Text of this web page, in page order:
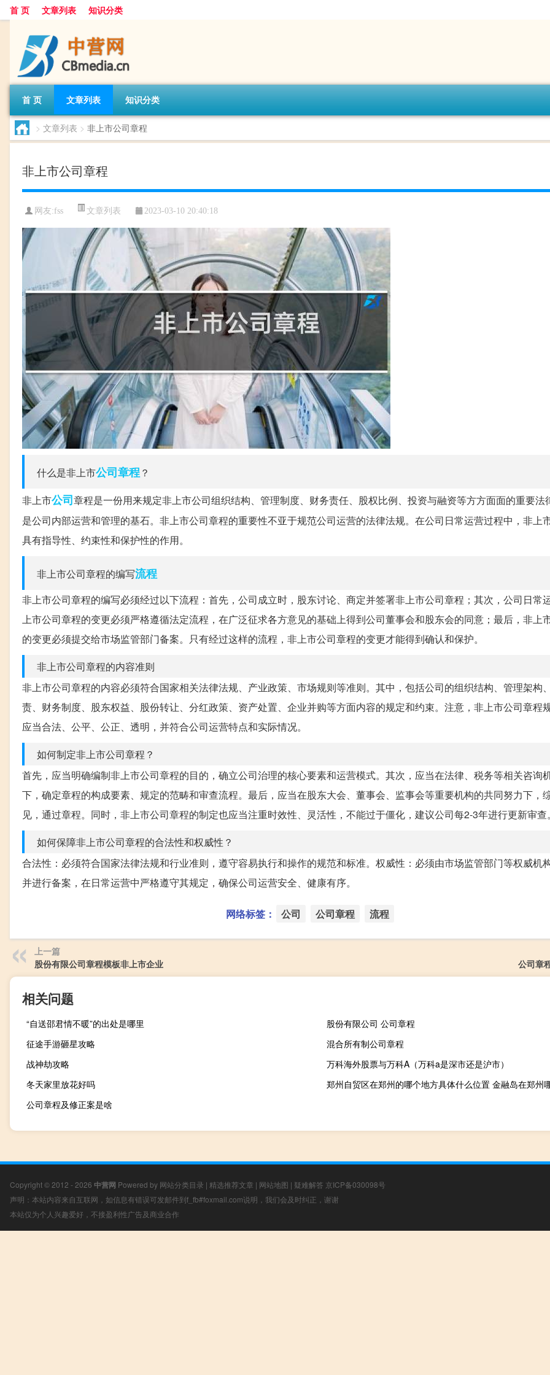
首 页 文章列表 知识分类
首 页 文章列表 知识分类
> 文章列表 > 非上市公司章程
非上市公司章程
网友:fss 文章列表 2023-03-10 20:40:18
什么是非上市公司章程？
非上市公司章程是一份用来规定非上市公司组织结构、管理制度、财务责任、股权比例、投资与融资等方方面面的重要法
是公司内部运营和管理的基石。非上市公司章程的重要性不亚于规范公司运营的法律法规。在公司日常运营过程中，非上
具有指导性、约束性和保护性的作用。
非上市公司章程的编写流程
非上市公司章程的编写必须经过以下流程：首先，公司成立时，股东讨论、商定并签署非上市公司章程；其次，公司日常
上市公司章程的变更必须严格遵循法定流程，在广泛征求各方意见的基础上得到公司董事会和股东会的同意；最后，非上
的变更必须提交给市场监管部门备案。只有经过这样的流程，非上市公司章程的变更才能得到确认和保护。
非上市公司章程的内容准则
非上市公司章程的内容必须符合国家相关法律法规、产业政策、市场规则等准则。其中，包括公司的组织结构、管理架构
责、财务制度、股东权益、股份转让、分红政策、资产处置、企业并购等方面内容的规定和约束。注意，非上市公司章程
应当合法、公平、公正、透明，并符合公司运营特点和实际情况。
如何制定非上市公司章程？
首先，应当明确编制非上市公司章程的目的，确立公司治理的核心要素和运营模式。其次，应当在法律、税务等相关咨询
下，确定章程的构成要素、规定的范畴和审查流程。最后，应当在股东大会、董事会、监事会等重要机构的共同努力下，
见，通过章程。同时，非上市公司章程的制定也应当注重时效性、灵活性，不能过于僵化，建议公司每2-3年进行更新审查
如何保障非上市公司章程的合法性和权威性？
合法性：必须符合国家法律法规和行业准则，遵守容易执行和操作的规范和标准。权威性：必须由市场监管部门等权威机
并进行备案，在日常运营中严格遵守其规定，确保公司运营安全、健康有序。
网络标签： 公司 公司章程 流程
上一篇
股份有限公司章程模板非上市企业
公司章
相关问题
“自送邵君情不暖”的出处是哪里
股份有限公司 公司章程
征途手游砸星攻略
混合所有制公司章程
战神劫攻略
万科海外股票与万科A（万科a是深市还是沪市）
冬天家里放花好吗
郑州自贸区在郑州的哪个地方具体什么位置 金融岛在郑州
公司章程及修正案是啥
Copyright © 2012 - 2026 中营网 Powered by 网站分类目录 | 精选推荐文章 | 网站地图 | 疑难解答 京ICP备030098号
声明：本站内容来自互联网，如信息有错误可发邮件到f_fb#foxmail.com说明，我们会及时纠正，谢谢
本站仅为个人兴趣爱好，不接盈利性广告及商业合作